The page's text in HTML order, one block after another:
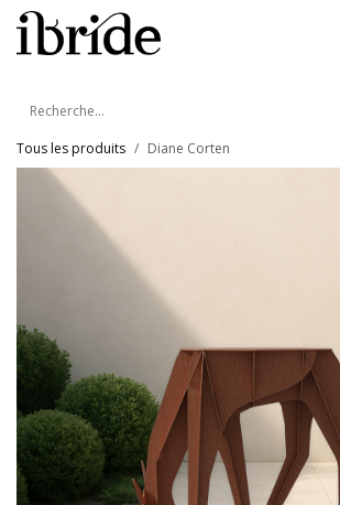
Se rendre au contenu
Tous les produits Diane Corten